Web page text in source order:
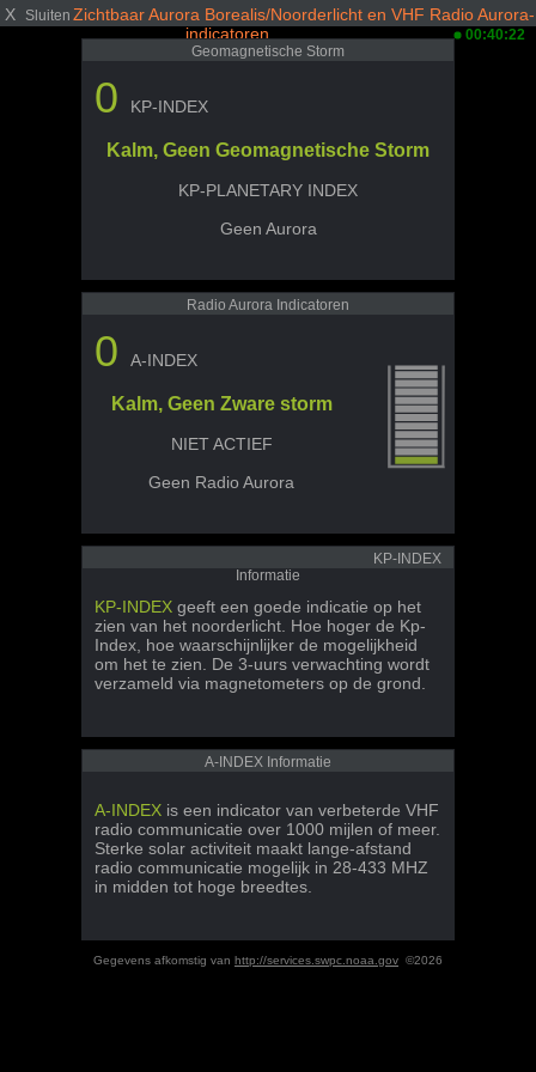
X Sluiten Zichtbaar Aurora Borealis/Noorderlicht en VHF Radio Aurora-
indicatoren
00:40:22
Geomagnetische Storm
0 KP-INDEX
Kalm, Geen Geomagnetische Storm
KP-PLANETARY INDEX
Geen Aurora
Radio Aurora Indicatoren
0 A-INDEX
Kalm, Geen Zware storm
NIET ACTIEF
Geen Radio Aurora
KP-INDEX
Informatie
KP-INDEX geeft een goede indicatie op het
zien van het noorderlicht. Hoe hoger de Kp-
Index, hoe waarschijnlijker de mogelijkheid
om het te zien. De 3-uurs verwachting wordt
verzameld via magnetometers op de grond.
A-INDEX Informatie
A-INDEX is een indicator van verbeterde VHF
radio communicatie over 1000 mijlen of meer.
Sterke solar activiteit maakt lange-afstand
radio communicatie mogelijk in 28-433 MHZ
in midden tot hoge breedtes.
Gegevens afkomstig van http://services.swpc.noaa.gov ©2026